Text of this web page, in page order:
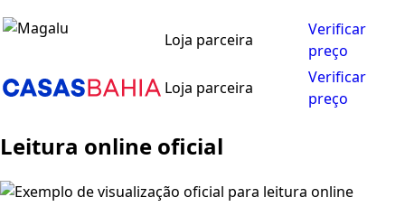
Loja parceira
Verificar
preço
Loja parceira
Verificar
preço
Leitura online oficial